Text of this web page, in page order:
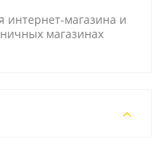
интернет-магазина и
магазинах